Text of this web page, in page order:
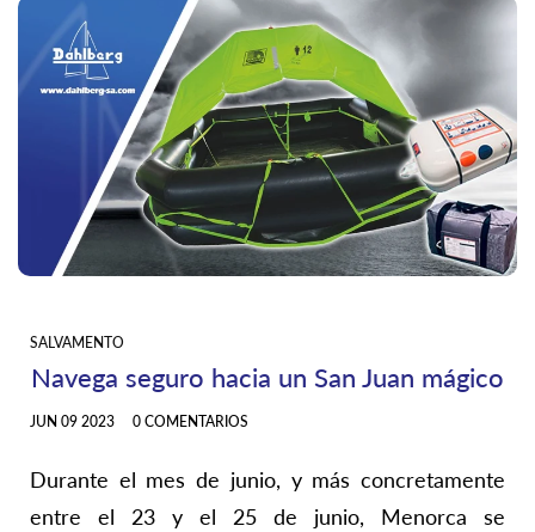
SALVAMENTO
Navega seguro hacia un San Juan mágico
JUN 09 2023 0 COMENTARIOS
Durante el mes de junio, y más concretamente
entre el 23 y el 25 de junio, Menorca se